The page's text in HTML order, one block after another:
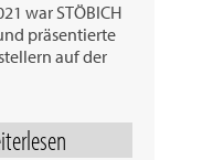
war STÖBICH
präsentierte
auf der